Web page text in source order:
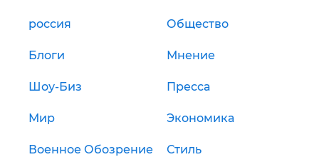
россия Общество
Блоги Мнение
Шоу-Биз Пресса
Мир Экономика
Военное Обозрение Стиль